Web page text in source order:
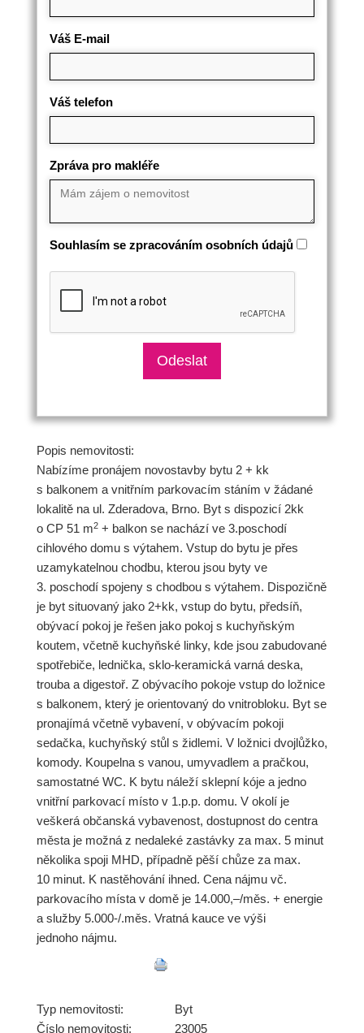
Váš E-mail
Váš telefon
Zpráva pro makléře
Souhlasím se zpracováním osobních údajů
Popis nemovitosti:
Nabízíme pronájem novostavby bytu 2 + kk
s balkonem a vnitřním parkovacím stáním v žádané
lokalitě na ul. Zderadova, Brno. Byt s dispozicí 2kk
o CP 51 m2 + balkon se nachází ve 3.poschodí
cihlového domu s výtahem. Vstup do bytu je přes
uzamykatelnou chodbu, kterou jsou byty ve
3. poschodí spojeny s chodbou s výtahem. Dispozičně
je byt situovaný jako 2+kk, vstup do bytu, předsíň,
obývací pokoj je řešen jako pokoj s kuchyňským
koutem, včetně kuchyňské linky, kde jsou zabudované
spotřebiče, lednička, sklo-keramická varná deska,
trouba a digestoř. Z obývacího pokoje vstup do ložnice
s balkonem, který je orientovaný do vnitrobloku. Byt se
pronajímá včetně vybavení, v obývacím pokoji
sedačka, kuchyňský stůl s židlemi. V ložnici dvojlůžko,
komody. Koupelna s vanou, umyvadlem a pračkou,
samostatné WC. K bytu náleží sklepní kóje a jedno
vnitřní parkovací místo v 1.p.p. domu. V okolí je
veškerá občanská vybavenost, dostupnost do centra
města je možná z nedaleké zastávky za max. 5 minut
několika spoji MHD, případně pěší chůze za max.
10 minut. K nastěhování ihned. Cena nájmu vč.
parkovacího místa v domě je 14.000,–/měs. + energie
a služby 5.000-/.měs. Vratná kauce ve výši
jednoho nájmu.
Typ nemovitosti:
Byt
Číslo nemovitosti:
23005